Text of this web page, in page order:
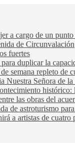
a cargo de un
de Circunvalación
fuertes
duplicar la
semana repleto de
Nuestra Señora de la
las obras del
de astroturismo
a artistas de cuatro